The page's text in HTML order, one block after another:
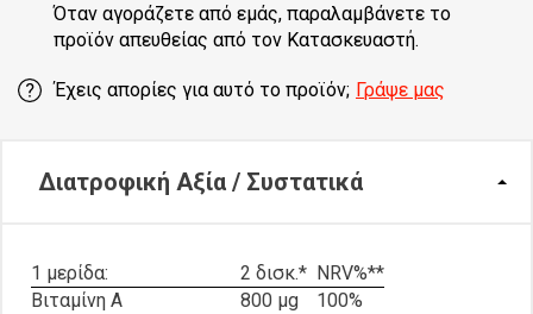
Όταν αγοράζετε από εμάς, παραλαμβάνετε το
προϊόν απευθείας από τον Κατασκευαστή.
Έχεις απορίες για αυτό το προϊόν; Γράψε μας
Διατροφική Αξία / Συστατικά
1 μερίδα: 2 δισκ.* NRV%**
Βιταμίνη A
800 μg
100%